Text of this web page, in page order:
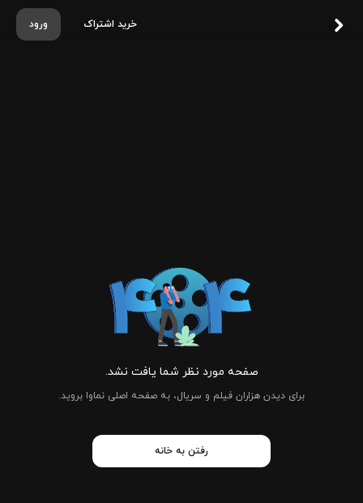
ورود خرید اشتراک
صفحه مورد نظر شما یافت نشد.
برای دیدن هزاران فیلم و سریال، به صفحه اصلی نماوا بروید.
رفتن به خانه